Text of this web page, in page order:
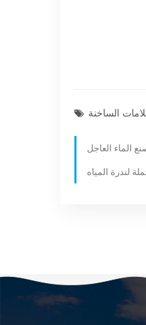
الماء العاجل
لندرة المياه